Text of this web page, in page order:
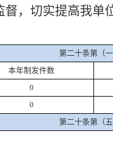
，切实提高我单
第二十条第（
本年制发件数
0
0
第二十条第（